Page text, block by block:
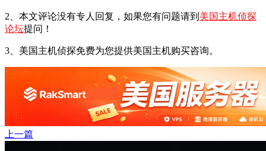
2、本文评论没有专人回复，如果您有问题请到 美国主机侦探
论坛提问！
3、美国主机侦探免费为您提供美国主机购买咨询。
上一篇